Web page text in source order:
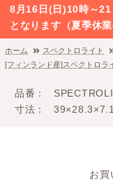
8月16日(日)10時～
となります（夏季休
ホーム スペクトロライト
[フィンランド産]スペクトロラ
品番
寸法
お買